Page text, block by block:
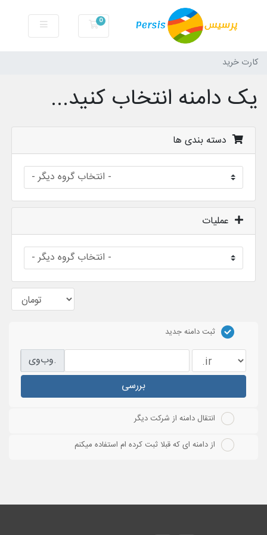
0
کارت خرید
یک دامنه انتخاب کنید...
دسته بندی ها
عملیات
ثبت دامنه جدید
وب‌وی.
بررسی
انتقال دامنه از شرکت دیگر
از دامنه ای که قبلا ثبت کرده ام استفاده میکنم